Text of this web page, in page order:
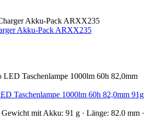
Akku-Pack ARXX235
Taschenlampe 1000lm 60h 82,0mm 91g
mit Akku: 91 g · Länge: 82.0 mm ·